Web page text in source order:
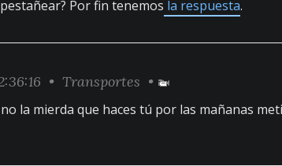
Por fin tenemos la respuesta.
• Transportes •
la mierda que haces tú por las mañanas